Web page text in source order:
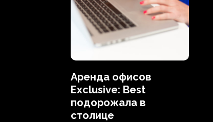
Аренда офисов
Exclusive: Best
подорожала в
столице